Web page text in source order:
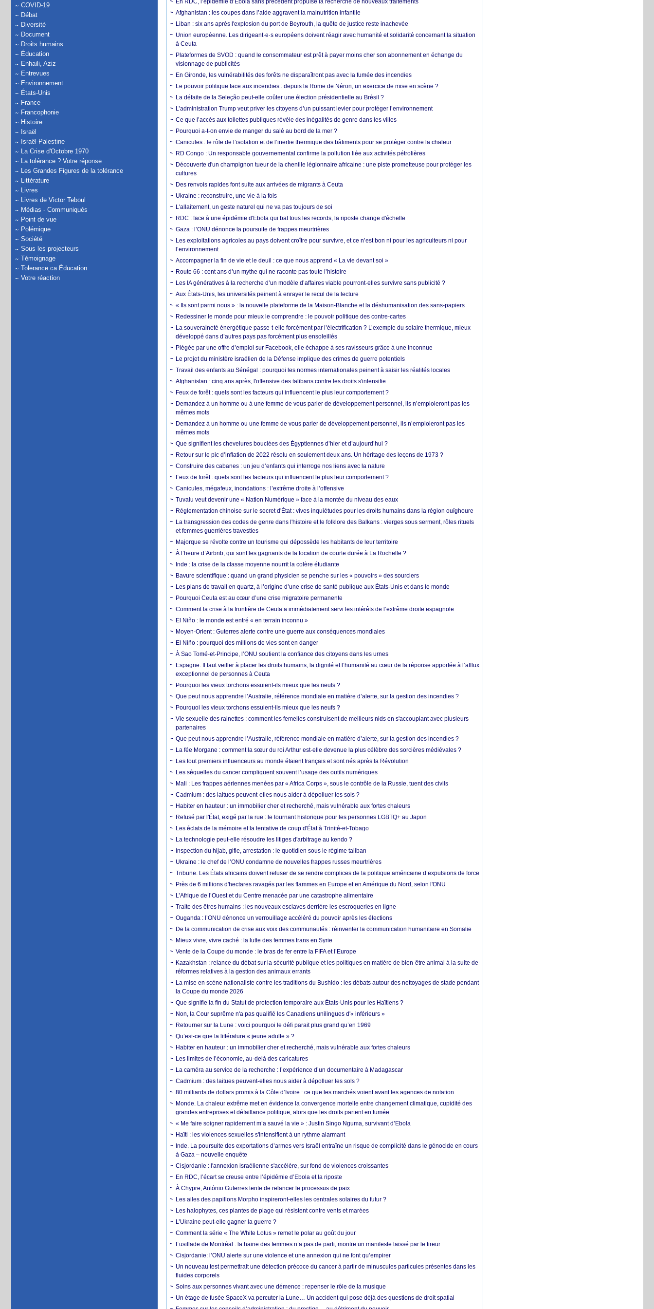
COVID-19
Débat
Diversité
Document
Droits humains
Éducation
Enhaili, Aziz
Entrevues
Environnement
États-Unis
France
Francophonie
Histoire
Israël
Israël-Palestine
La Crise d'Octobre 1970
La tolérance ? Votre réponse
Les Grandes Figures de la tolérance
Littérature
Livres
Livres de Victor Teboul
Médias - Communiqués
Point de vue
Polémique
Société
Sous les projecteurs
Témoignage
Tolerance.ca Éducation
Votre réaction
En RDC, l’épidémie d’Ebola sans précédent propulse la recherche de nouveaux traitements
Afghanistan : les coupes dans l’aide aggravent la malnutrition infantile
Liban : six ans après l'explosion du port de Beyrouth, la quête de justice reste inachevée
Union européenne. Les dirigeant·e·s européens doivent réagir avec humanité et solidarité concernant la situation
à Ceuta
Plateformes de SVOD : quand le consommateur est prêt à payer moins cher son abonnement en échange du
visionnage de publicités
En Gironde, les vulnérabilités des forêts ne disparaîtront pas avec la fumée des incendies
Le pouvoir politique face aux incendies : depuis la Rome de Néron, un exercice de mise en scène ?
La défaite de la Seleção peut-elle coûter une élection présidentielle au Brésil ?
L’administration Trump veut priver les citoyens d’un puissant levier pour protéger l’environnement
Ce que l’accès aux toilettes publiques révèle des inégalités de genre dans les villes
Pourquoi a-t-on envie de manger du salé au bord de la mer ?
Canicules : le rôle de l’isolation et de l’inertie thermique des bâtiments pour se protéger contre la chaleur
RD Congo : Un responsable gouvernemental confirme la pollution liée aux activités pétrolières
Découverte d'un champignon tueur de la chenille légionnaire africaine : une piste prometteuse pour protéger les
cultures
Des renvois rapides font suite aux arrivées de migrants à Ceuta
Ukraine : reconstruire, une vie à la fois
L'allaitement, un geste naturel qui ne va pas toujours de soi
RDC : face à une épidémie d'Ebola qui bat tous les records, la riposte change d'échelle
Gaza : l’ONU dénonce la poursuite de frappes meurtrières
Les exploitations agricoles au pays doivent croître pour survivre, et ce n’est bon ni pour les agriculteurs ni pour
l’environnement
Accompagner la fin de vie et le deuil : ce que nous apprend « La vie devant soi »
Route 66 : cent ans d’un mythe qui ne raconte pas toute l’histoire
Les IA génératives à la recherche d’un modèle d’affaires viable pourront-elles survivre sans publicité ?
Aux États-Unis, les universités peinent à enrayer le recul de la lecture
« Ils sont parmi nous » : la nouvelle plateforme de la Maison-Blanche et la déshumanisation des sans-papiers
Redessiner le monde pour mieux le comprendre : le pouvoir politique des contre-cartes
La souveraineté énergétique passe-t-elle forcément par l’électrification ? L’exemple du solaire thermique, mieux
développé dans d’autres pays pas forcément plus ensoleillés
Piégée par une offre d’emploi sur Facebook, elle échappe à ses ravisseurs grâce à une inconnue
Le projet du ministère israélien de la Défense implique des crimes de guerre potentiels
Travail des enfants au Sénégal : pourquoi les normes internationales peinent à saisir les réalités locales
Afghanistan : cinq ans après, l'offensive des talibans contre les droits s'intensifie
Feux de forêt : quels sont les facteurs qui influencent le plus leur comportement ?
Demandez à un homme ou à une femme de vous parler de développement personnel, ils n’emploieront pas les
mêmes mots
Demandez à un homme ou une femme de vous parler de développement personnel, ils n’emploieront pas les
mêmes mots
Que signifient les chevelures bouclées des Égyptiennes d’hier et d’aujourd’hui ?
Retour sur le pic d’inflation de 2022 résolu en seulement deux ans. Un héritage des leçons de 1973 ?
Construire des cabanes : un jeu d’enfants qui interroge nos liens avec la nature
Feux de forêt : quels sont les facteurs qui influencent le plus leur comportement ?
Canicules, mégafeux, inondations : l’extrême droite à l’offensive
Tuvalu veut devenir une « Nation Numérique » face à la montée du niveau des eaux
Réglementation chinoise sur le secret d'État : vives inquiétudes pour les droits humains dans la région ouïghoure
La transgression des codes de genre dans l'histoire et le folklore des Balkans : vierges sous serment, rôles rituels
et femmes guerrières travesties
Majorque se révolte contre un tourisme qui dépossède les habitants de leur territoire
À l’heure d’Airbnb, qui sont les gagnants de la location de courte durée à La Rochelle ?
Inde : la crise de la classe moyenne nourrit la colère étudiante
Bavure scientifique : quand un grand physicien se penche sur les « pouvoirs » des sourciers
Les plans de travail en quartz, à l’origine d’une crise de santé publique aux États-Unis et dans le monde
Pourquoi Ceuta est au cœur d’une crise migratoire permanente
Comment la crise à la frontière de Ceuta a immédiatement servi les intérêts de l’extrême droite espagnole
El Niño : le monde est entré « en terrain inconnu »
Moyen-Orient : Guterres alerte contre une guerre aux conséquences mondiales
El Niño : pourquoi des millions de vies sont en danger
À Sao Tomé-et-Principe, l’ONU soutient la confiance des citoyens dans les urnes
Espagne. Il faut veiller à placer les droits humains, la dignité et l’humanité au cœur de la réponse apportée à l’afflux
exceptionnel de personnes à Ceuta
Pourquoi les vieux torchons essuient-ils mieux que les neufs ?
Que peut nous apprendre l’Australie, référence mondiale en matière d’alerte, sur la gestion des incendies ?
Pourquoi les vieux torchons essuient-ils mieux que les neufs ?
Vie sexuelle des rainettes : comment les femelles construisent de meilleurs nids en s'accouplant avec plusieurs
partenaires
Que peut nous apprendre l’Australie, référence mondiale en matière d’alerte, sur la gestion des incendies ?
La fée Morgane : comment la sœur du roi Arthur est-elle devenue la plus célèbre des sorcières médiévales ?
Les tout premiers influenceurs au monde étaient français et sont nés après la Révolution
Les séquelles du cancer compliquent souvent l’usage des outils numériques
Mali : Les frappes aériennes menées par « Africa Corps », sous le contrôle de la Russie, tuent des civils
Cadmium : des laitues peuvent-elles nous aider à dépolluer les sols ?
Habiter en hauteur : un immobilier cher et recherché, mais vulnérable aux fortes chaleurs
Refusé par l'État, exigé par la rue : le tournant historique pour les personnes LGBTQ+ au Japon
Les éclats de la mémoire et la tentative de coup d'État à Trinité-et-Tobago
La technologie peut-elle résoudre les litiges d'arbitrage au kendo ?
Inspection du hijab, gifle, arrestation : le quotidien sous le régime taliban
Ukraine : le chef de l’ONU condamne de nouvelles frappes russes meurtrières
Tribune. Les États africains doivent refuser de se rendre complices de la politique américaine d’expulsions de force
Près de 6 millions d'hectares ravagés par les flammes en Europe et en Amérique du Nord, selon l'ONU
L’Afrique de l’Ouest et du Centre menacée par une catastrophe alimentaire
Traite des êtres humains : les nouveaux esclaves derrière les escroqueries en ligne
Ouganda : l’ONU dénonce un verrouillage accéléré du pouvoir après les élections
De la communication de crise aux voix des communautés : réinventer la communication humanitaire en Somalie
Mieux vivre, vivre caché : la lutte des femmes trans en Syrie
Vente de la Coupe du monde : le bras de fer entre la FIFA et l’Europe
Kazakhstan : relance du débat sur la sécurité publique et les politiques en matière de bien-être animal à la suite de
réformes relatives à la gestion des animaux errants
La mise en scène nationaliste contre les traditions du Bushido : les débats autour des nettoyages de stade pendant
la Coupe du monde 2026
Que signifie la fin du Statut de protection temporaire aux États-Unis pour les Haïtiens ?
Non, la Cour suprême n'a pas qualifié les Canadiens unilingues d'« inférieurs »
Retourner sur la Lune : voici pourquoi le défi parait plus grand qu’en 1969
Qu’est-ce que la littérature « jeune adulte » ?
Habiter en hauteur : un immobilier cher et recherché, mais vulnérable aux fortes chaleurs
Les limites de l’économie, au-delà des caricatures
La caméra au service de la recherche : l’expérience d’un documentaire à Madagascar
Cadmium : des laitues peuvent-elles nous aider à dépolluer les sols ?
80 milliards de dollars promis à la Côte d’Ivoire : ce que les marchés voient avant les agences de notation
Monde. La chaleur extrême met en évidence la convergence mortelle entre changement climatique, cupidité des
grandes entreprises et défaillance politique, alors que les droits partent en fumée
« Me faire soigner rapidement m’a sauvé la vie » : Justin Singo Nguma, survivant d’Ebola
Haïti : les violences sexuelles s'intensifient à un rythme alarmant
Inde. La poursuite des exportations d’armes vers Israël entraîne un risque de complicité dans le génocide en cours
à Gaza – nouvelle enquête
Cisjordanie : l'annexion israélienne s'accélère, sur fond de violences croissantes
En RDC, l’écart se creuse entre l’épidémie d’Ebola et la riposte
À Chypre, António Guterres tente de relancer le processus de paix
Les ailes des papillons Morpho inspireront-elles les centrales solaires du futur ?
Les halophytes, ces plantes de plage qui résistent contre vents et marées
L’Ukraine peut-elle gagner la guerre ?
Comment la série « The White Lotus » remet le polar au goût du jour
Fusillade de Montréal : la haine des femmes n’a pas de parti, montre un manifeste laissé par le tireur
Cisjordanie: l’ONU alerte sur une violence et une annexion qui ne font qu’empirer
Un nouveau test permettrait une détection précoce du cancer à partir de minuscules particules présentes dans les
fluides corporels
Soins aux personnes vivant avec une démence : repenser le rôle de la musique
Un étage de fusée SpaceX va percuter la Lune… Un accident qui pose déjà des questions de droit spatial